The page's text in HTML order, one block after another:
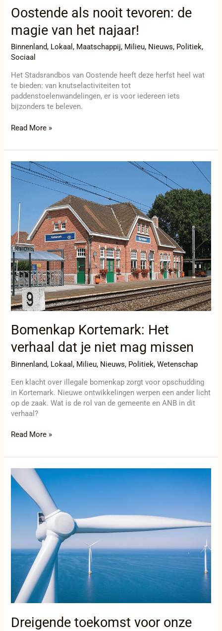
Oostende als nooit tevoren: de
magie van het najaar!
Binnenland, Lokaal, Maatschappij, Milieu, Nieuws, Politiek,
Sociaal
Het Stadsrandbos van Oostende heeft deze herfst heel wat
te bieden: van knutselactiviteiten tot
paddenstoelenwandelingen, er is voor iedereen iets
bijzonders te beleven.
Read More »
Bomenkap Kortemark: Het
verhaal dat je niet mag missen
Binnenland, Lokaal, Milieu, Nieuws, Politiek,Wetenschap
Een klacht over illegale bomenkap zorgt voor opschudding
in Kortemark. Nieuwe ontwikkelingen werpen een ander licht
op de zaak. Wat is de rol van de gemeente en ANB in dit
verhaal?
Bomenkap
Kortemark:
dat
niet
mag
missen
Read More »
Dreigende toekomst voor onze
Dreigende
toekomst
voor
windmolenproject
zet
economie
natuur
onder
druk